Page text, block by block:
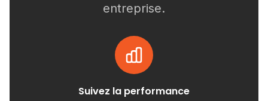
entreprise.
Suivez la performance